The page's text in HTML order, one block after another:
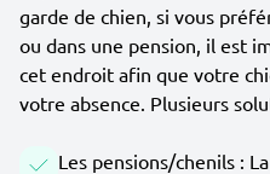
garde de chien, si vous
ou dans une pension, il est
cet endroit afin que votre
votre absence. Plusieurs
Les pensions/chenils :